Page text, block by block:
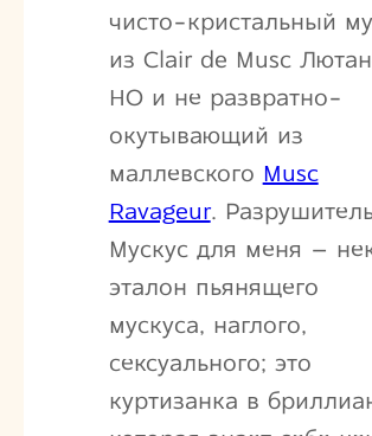
чисто-кристальный
из Clair de Musc
НО и не развратно-
окутывающий из
маллевского Musc
Ravageur.
Мускус для меня –
эталон пьянящего
мускуса, наглого,
сексуального; это
куртизанка в